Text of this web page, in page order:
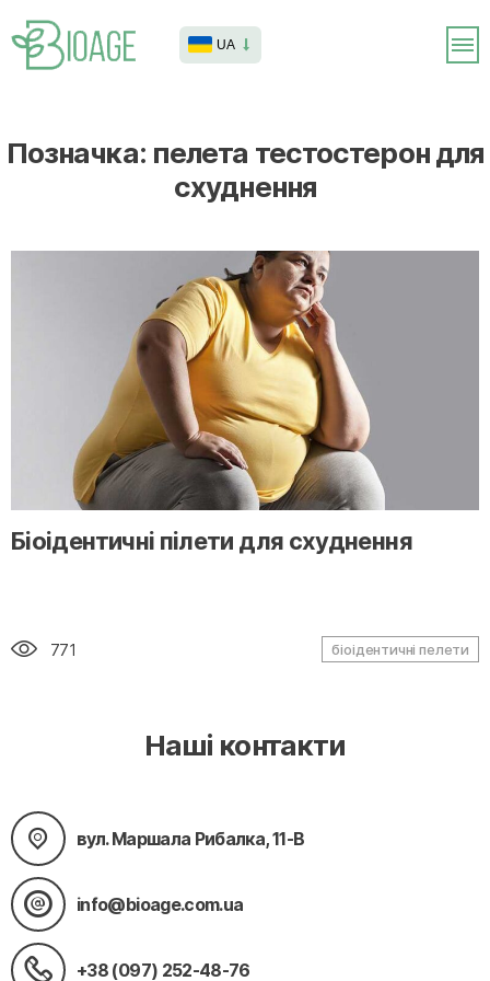
UA
Позначка: пелета тестостерон для
схуднення
" alt="loading" class="img-responsive"/>
Біоідентичні пілети для схуднення
771 біоідентичні пелети
Наші контакти
вул. Маршала Рибалка, 11-В
info@bioage.com.ua
+38 (097) 252-48-76